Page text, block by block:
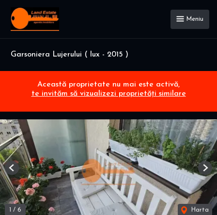
Meniu
Garsoniera Lujerului ( lux - 2015 )
Această proprietate nu mai este activă,
te invităm să vizualizezi proprietăți similare
/ 6 Harta
Previous